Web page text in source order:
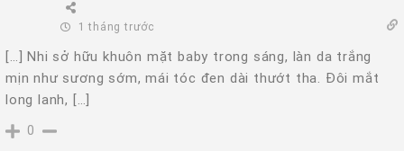
1 tháng trước
[…] Nhi sở hữu khuôn mặt baby trong sáng, làn da trắng
mịn như sương sớm, mái tóc đen dài thướt tha. Đôi mắt
long lanh, […]
0